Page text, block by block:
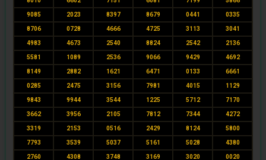
9085 2023 8397 8679 0441 0335
8706 0728 4666 4725 3113 3041
4983 4673 2540 8824 2542 2136
5581 1089 2536 9066 9429 4692
8149 2882 1621 6471 0133 6661
0285 2475 3156 7981 4015 1129
9843 9944 3544 1225 5712 7170
3662 3956 2105 7812 7344 4272
3319 2153 0516 2429 8124 5800
7793 3539 5037 5161 5028 4380
2760 4308 3748 3169 3020 0020